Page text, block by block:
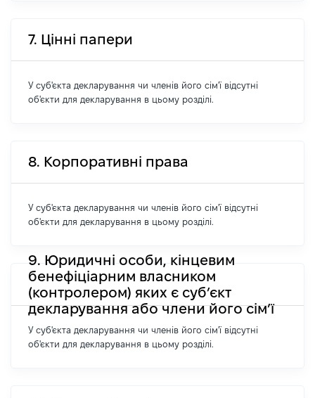
7. Цінні папери
У суб'єкта декларування чи членів його сім'ї відсутні
об'єкти для декларування в цьому розділі.
8. Корпоративні права
У суб'єкта декларування чи членів його сім'ї відсутні
об'єкти для декларування в цьому розділі.
9. Юридичні особи, кінцевим
бенефіціарним власником
(контролером) яких є суб’єкт
декларування або члени його сім’ї
У суб'єкта декларування чи членів його сім'ї відсутні
об'єкти для декларування в цьому розділі.